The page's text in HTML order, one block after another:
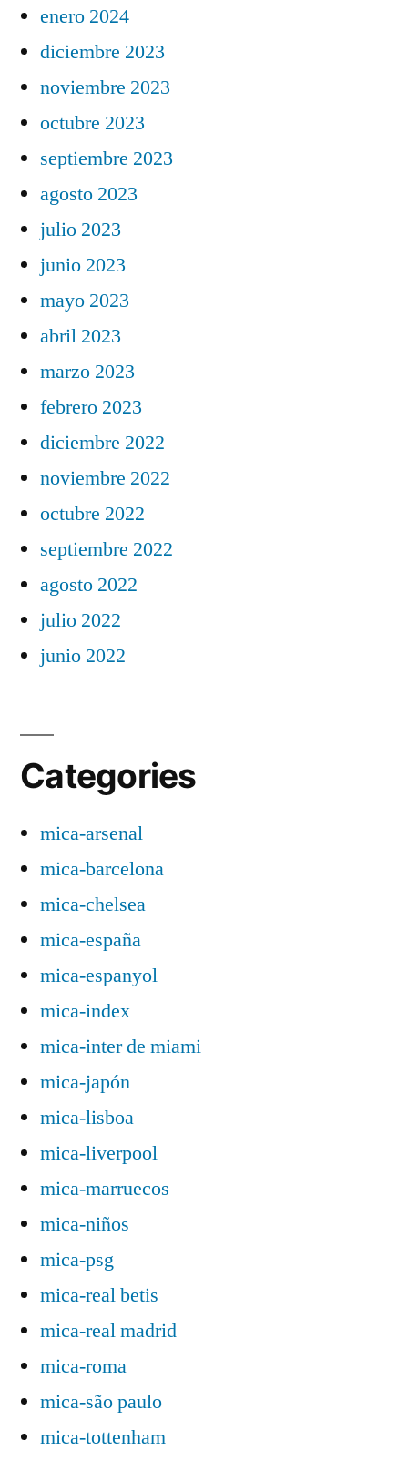
enero 2024
diciembre 2023
noviembre 2023
octubre 2023
septiembre 2023
agosto 2023
julio 2023
junio 2023
mayo 2023
abril 2023
marzo 2023
febrero 2023
diciembre 2022
noviembre 2022
octubre 2022
septiembre 2022
agosto 2022
julio 2022
junio 2022
Categories
mica-arsenal
mica-barcelona
mica-chelsea
mica-españa
mica-espanyol
mica-index
mica-inter de miami
mica-japón
mica-lisboa
mica-liverpool
mica-marruecos
mica-niños
mica-psg
mica-real betis
mica-real madrid
mica-roma
mica-são paulo
mica-tottenham